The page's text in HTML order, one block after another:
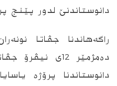
دانوستاندنێ لدور پێنج
راگه‌هاندنا جڤاتا
ده‌مژمێر 12ى
دانوستاندنا پرۆژه‌